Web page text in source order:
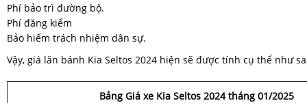
Phí bảo trì đường bộ.
Phí đăng kiểm
Bảo hiểm trách nhiệm dân sự.
Vậy, giá lăn bánh Kia Seltos 2024 hiện sẽ được tính cụ thể như
Bảng Giá xe Kia Seltos 2024 tháng 01/2025